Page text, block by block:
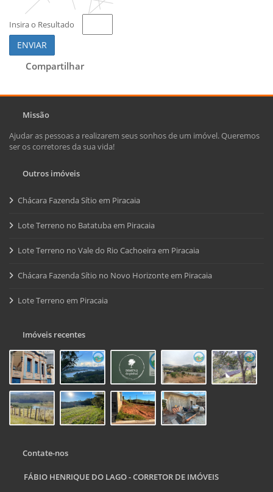
Insira o Resultado
ENVIAR
Compartilhar
Missão
Ajudar as pessoas a realizarem seus sonhos de um imóvel. Queremos
ser os corretores da sua vida!
Outros imóveis
Chácara Fazenda Sítio em Piracaia
Lote Terreno no Batatuba em Piracaia
Lote Terreno no Vale do Rio Cachoeira em Piracaia
Chácara Fazenda Sítio no Novo Horizonte em Piracaia
Lote Terreno em Piracaia
Imóveis recentes
Contate-nos
FÁBIO HENRIQUE DO LAGO - CORRETOR DE IMÓVEIS